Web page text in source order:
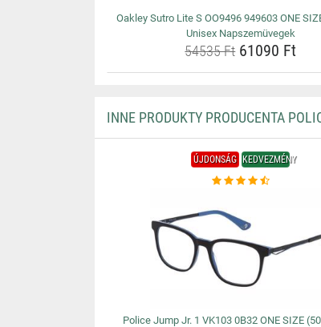
Oakley Sutro Lite S OO9496 949603 ONE
Unisex Napszemüvegek
54535 Ft61090 Ft
INNE PRODUKTY PRODUCENTA
ÚJDONSÁG KEDVEZMÉNY
Police Jump Jr. 1 VK103 0B32 ONE SIZE